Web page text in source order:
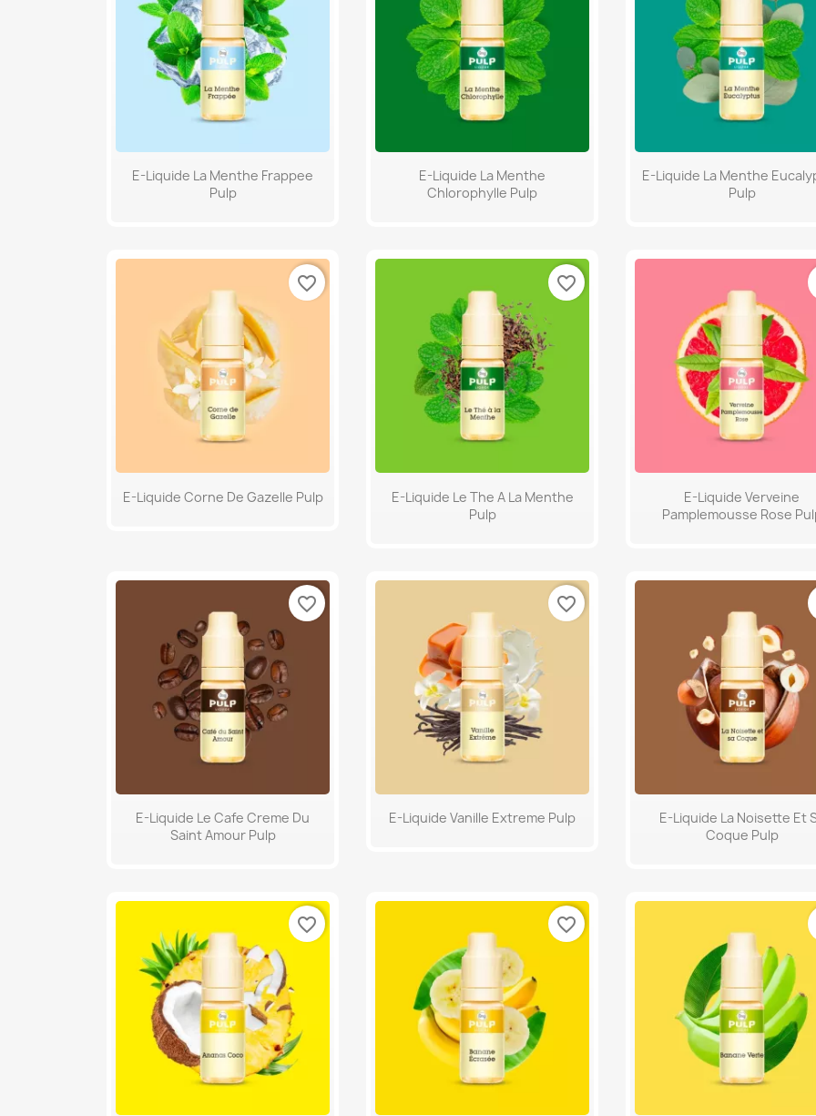
Aperçu rapide
E-Liquide La Menthe Frappee
Pulp
Aperçu rapide
E-Liquide La Menthe
Chlorophylle Pulp
 Aperçu rapide
E-Liquide La Menthe
Pulp
Aperçu rapide
E-Liquide Corne De Gazelle Pulp
favorite_border
Aperçu rapide
E-Liquide Le The A La Menthe
Pulp
favorite_border
 Aperçu rapide
E-Liquide Verveine
Pamplemousse Rose
Aperçu rapide
E-Liquide Le Cafe Creme Du
Saint Amour Pulp
favorite_border
Aperçu rapide
E-Liquide Vanille Extreme Pulp
favorite_border
Aperçu rapide
E-Liquide La Noisette Et
Coque Pulp
favorite_border favorite_border